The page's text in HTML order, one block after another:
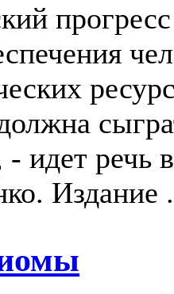
идет речь
Издание